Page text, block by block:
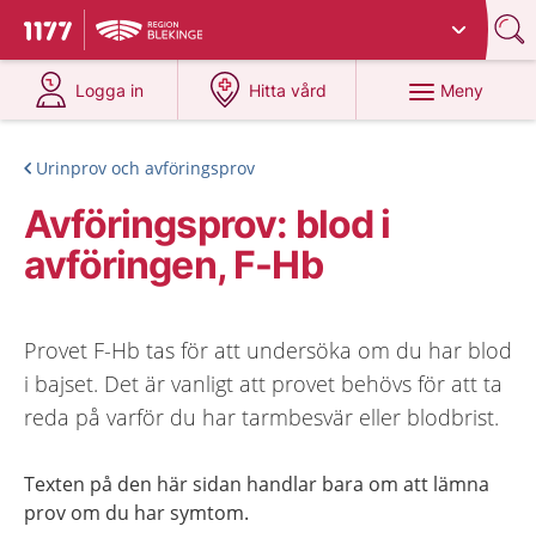
Till startsidan för 1177
Du har valt region
Logga in
på 1177.se
Hitta vård
på 1177.se
Meny
Urinprov och avföringsprov
Avföringsprov: blod i
avföringen, F-Hb
Provet F-Hb tas för att undersöka om du har blod
i bajset. Det är vanligt att provet behövs för att ta
reda på varför du har tarmbesvär eller blodbrist.
Texten på den här sidan handlar bara om att lämna
prov om du har symtom.